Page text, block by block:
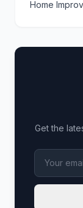
Home
Get the